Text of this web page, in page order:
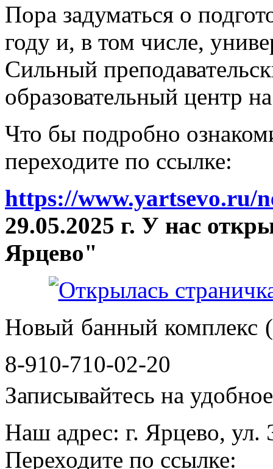
Пора задуматься о
году и, в том числе,
Сильный
образовательный центр
Что бы подробно
переходите по ссылке:
https://www.yartsevo.ru/
29.05.2025 г. У нас
Ярцево"
Новый банный комплекс
8-910-710-02-20
Записывайтесь на
Наш адрес: г. Ярцево, ул.
Переходите по ссылке: